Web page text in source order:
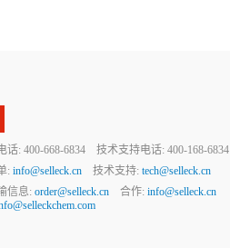
话: 400-668-6834 技术支持电话: 400-168-6834
: info@selleck.cn 技术支持: tech@selleck.cn
信息: order@selleck.cn 合作: info@selleck.cn